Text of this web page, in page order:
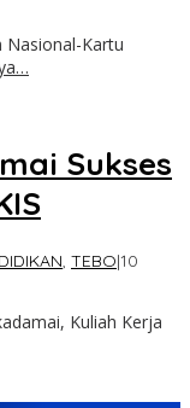
Nasional-Kartu
Sukses
, TEBO|10
Kuliah Kerja